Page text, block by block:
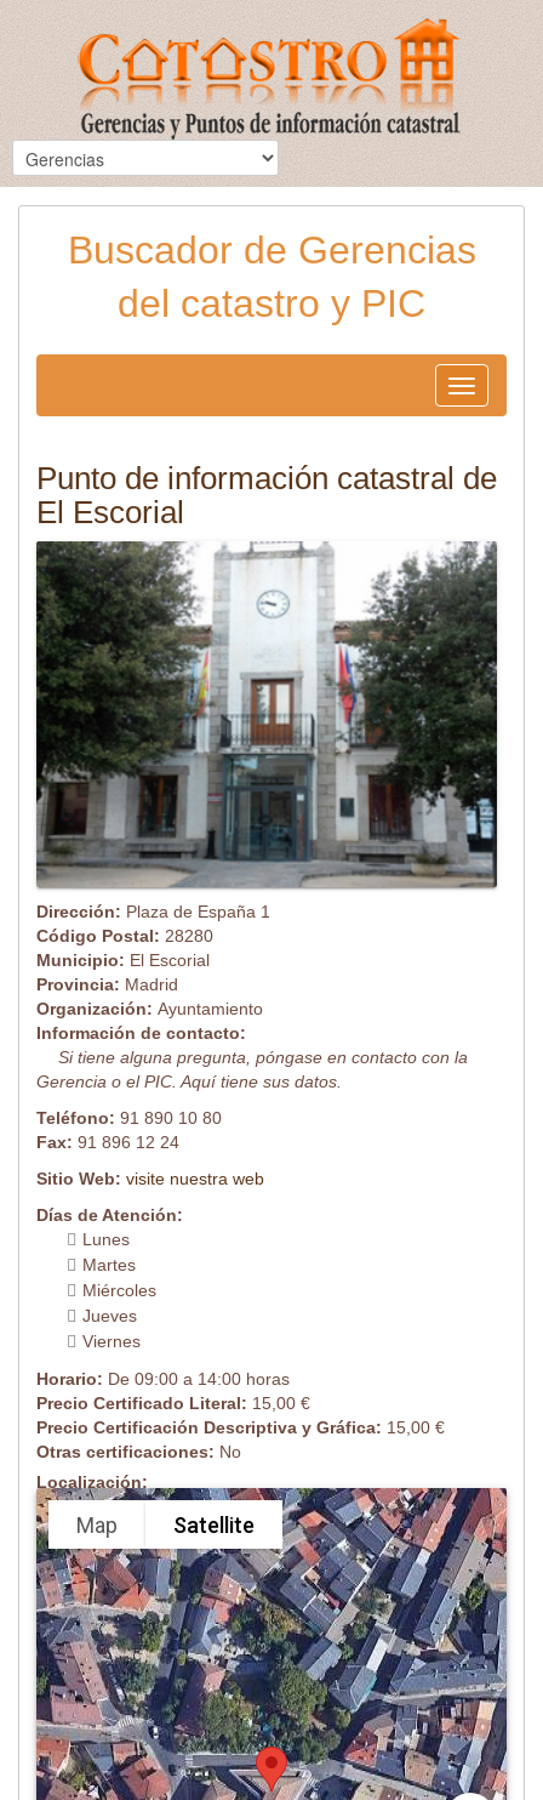
Buscador de Gerencias
del catastro y PIC
Toggle
navigation
Punto de información catastral de
El Escorial
Dirección: Plaza de España 1
Código Postal: 28280
Municipio: El Escorial
Provincia: Madrid
Organización: Ayuntamiento
Información de contacto:
Si tiene alguna pregunta, póngase en contacto con la
Gerencia o el PIC. Aquí tiene sus datos.
Teléfono: 91 890 10 80
Fax: 91 896 12 24
Sitio Web: visite nuestra web
Días de Atención:
Lunes
Martes
Miércoles
Jueves
Viernes
Horario: De 09:00 a 14:00 horas
Precio Certificado Literal: 15,00 €
Precio Certificación Descriptiva y Gráfica: 15,00 €
Otras certificaciones: No
Localización:
Map Satellite